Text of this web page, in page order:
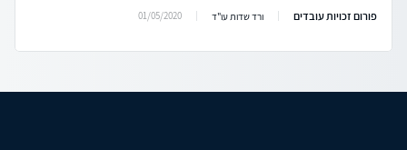
פורום זכויות עובדים ורד שדות עו"ד 01/05/2020